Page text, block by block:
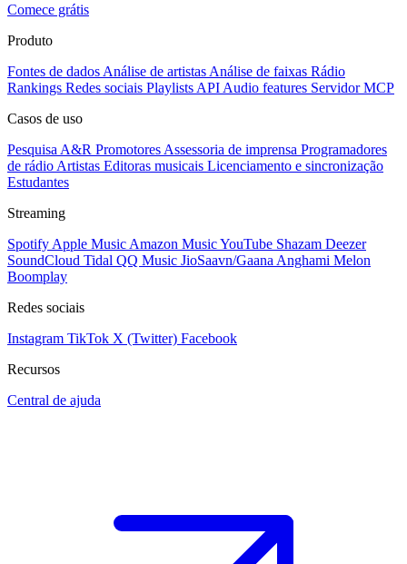
Comece grátis
Produto
Fontes de dados Análise de artistas Análise de faixas Rádio
Rankings Redes sociais Playlists API Audio features Servidor MCP
Casos de uso
Pesquisa A&R Promotores Assessoria de imprensa Programadores
de rádio Artistas Editoras musicais Licenciamento e sincronização
Estudantes
Streaming
Spotify Apple Music Amazon MusicYouTube Shazam Deezer
SoundCloud Tidal QQ Music JioSaavn/Gaana Anghami Melon
Boomplay
Redes sociais
Instagram TikTok X (Twitter) Facebook
Recursos
Central de ajuda